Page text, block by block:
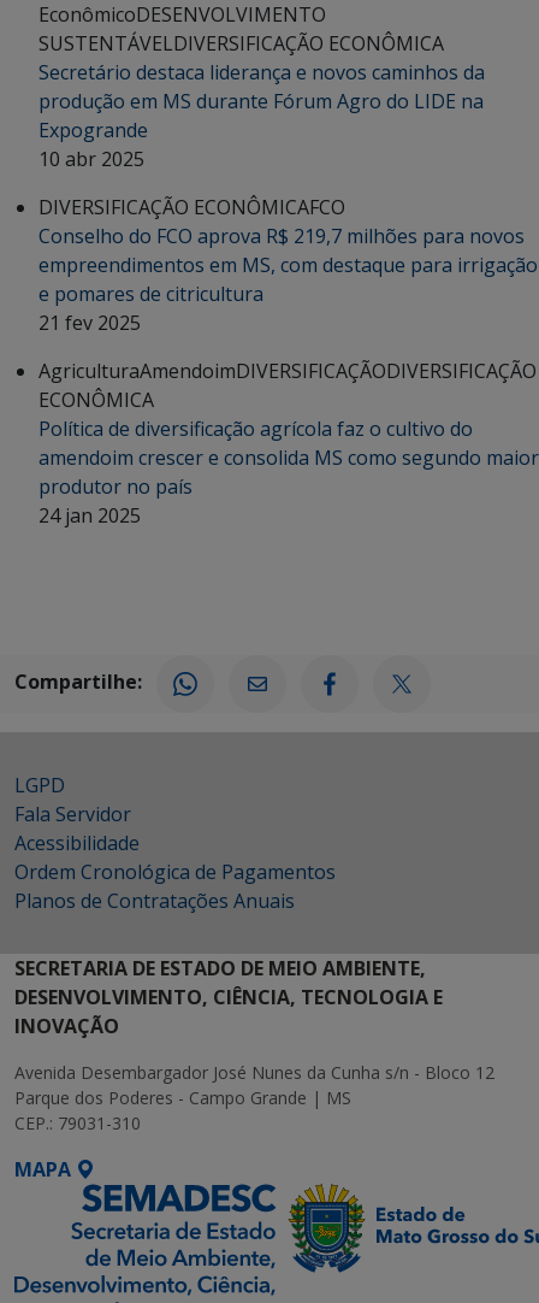
EconômicoDESENVOLVIMENTO
SUSTENTÁVELDIVERSIFICAÇÃO ECONÔMICA
Secretário destaca liderança e novos caminhos da
produção em MS durante Fórum Agro do LIDE na
Expogrande
10 abr 2025
DIVERSIFICAÇÃO ECONÔMICAFCO
Conselho do FCO aprova R$ 219,7 milhões para novos
empreendimentos em MS, com destaque para irrigação
e pomares de citricultura
21 fev 2025
AgriculturaAmendoimDIVERSIFICAÇÃODIVERSIFICAÇÃO
ECONÔMICA
Política de diversificação agrícola faz o cultivo do
amendoim crescer e consolida MS como segundo maior
produtor no país
24 jan 2025
Compartilhe:
LGPD
Fala Servidor
Acessibilidade
Ordem Cronológica de Pagamentos
Planos de Contratações Anuais
SECRETARIA DE ESTADO DE MEIO AMBIENTE,
DESENVOLVIMENTO, CIÊNCIA, TECNOLOGIA E
INOVAÇÃO
Avenida Desembargador José Nunes da Cunha s/n - Bloco 12
Parque dos Poderes - Campo Grande | MS
CEP.: 79031-310
MAPA